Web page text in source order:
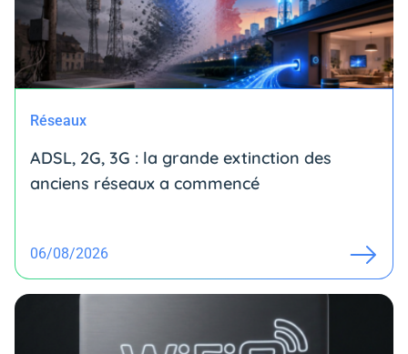
Réseaux
ADSL, 2G, 3G : la grande extinction des
anciens réseaux a commencé
06/08/2026